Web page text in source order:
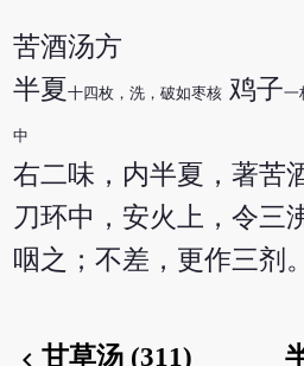
苦酒汤方
半夏十四枚，洗，破如枣核 鸡子一
中
右二味，内半夏，著苦
刀环中，安火上，令三
咽之；不差，更作三剂。
chevron_left甘草汤 (311)